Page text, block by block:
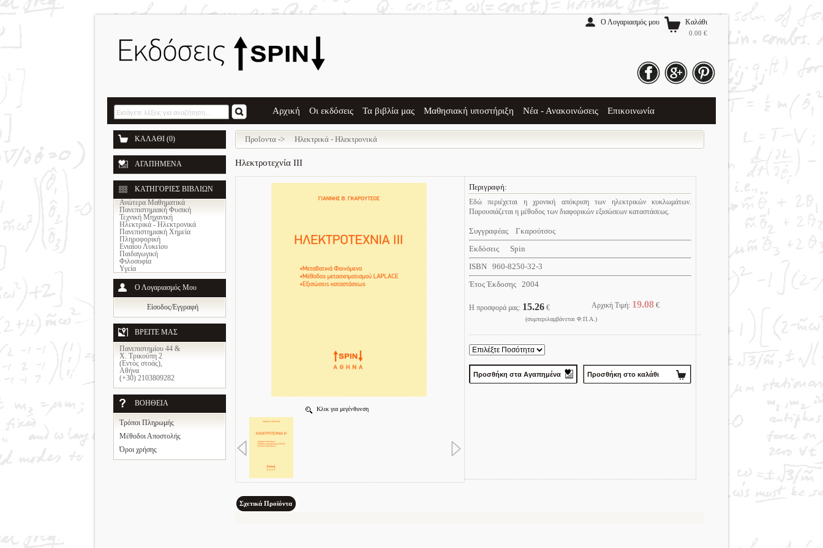
Ο Λογαριασμός μου Καλάθι
0.00 €
Facebook Google
Αρχική Οι εκδόσεις Τα βιβλία μας Μαθησιακή υποστήριξη Νέα - Ανακοινώσεις Επικοινωνία
Προΐοντα -> Ηλεκτρικά - Ηλεκτρονικά
Ηλεκτροτεχνία ΙΙΙ
Κλικ για μεγένθυνση
Περιγραφή:
Εδώ περιέχεται η χρονική απόκριση των ηλεκτρικών κυκλωμάτων.
Παρουσιάζεται η μέθοδος των διαφορικών εξισώσεων καταστάσεως.
Συγγραφέας Γκαρούτσος
Εκδόσεις Spin
ISBN 960-8250-32-3
Έτος Έκδοσης 2004
Η προσφορά μας: 15.26 € Αρχική Τιμή: 19.08€
(συμπεριλαμβάνεται Φ.Π.Α.)
Σχετικά Προϊόντα
ΚΑΛΑΘΙ (0)
ΑΓΑΠΗΜΕΝΑ
ΚΑΤΗΓΟΡΙΕΣ ΒΙΒΛΙΩΝ
Ανώτερα Μαθηματικά
Πανεπιστημιακή Φυσική
Τεχνική Μηχανική
Ηλεκτρικά - Ηλεκτρονικά
Πανεπιστημιακή Χημεία
Πληροφορική
Ενιαίου Λυκείου
Παιδαγωγική
Φιλοσοφία
Υγεία
Ο Λογαριασμός Μου
Είσοδος/Εγγραφή
ΒΡΕΙΤΕ ΜΑΣ
Πανεπιστημίου 44 &
Χ. Τρικούπη 2
(Εντός στοάς),
Αθήνα
(+30) 2103809282
ΒΟΗΘΕΙΑ
Τρόποι Πληρωμής
Μέθοδοι Αποστολής
Όροι χρήσης